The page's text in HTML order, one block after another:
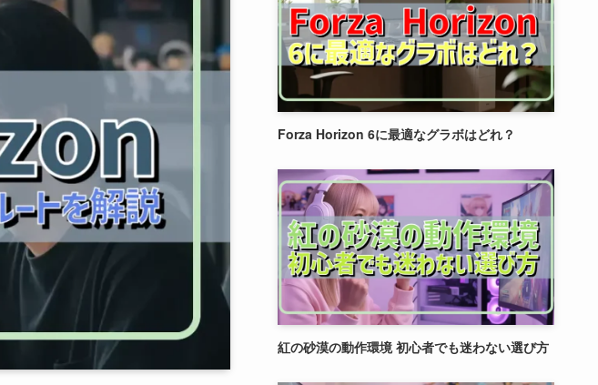
Forza Horizon 6に最適なグラボはどれ？
紅の砂漠の動作環境 初心者でも迷わない選び方